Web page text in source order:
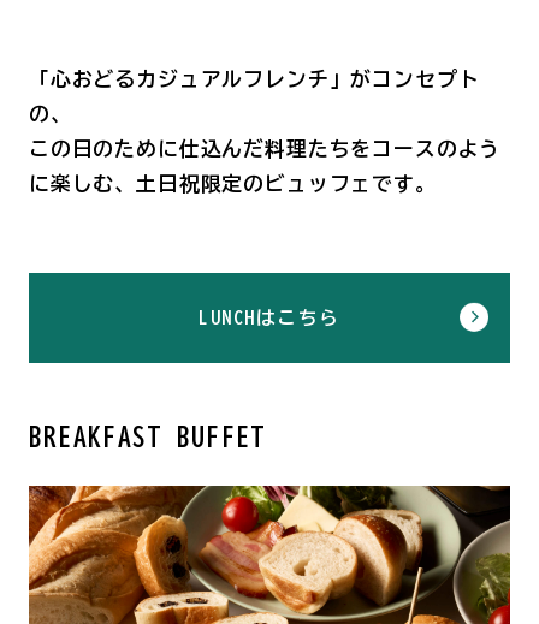
「心おどるカジュアルフレンチ」がコンセプト
の、
この日のために仕込んだ料理たちをコースのよう
に楽しむ、土日祝限定のビュッフェです。
LUNCHはこちら
BREAKFAST BUFFET